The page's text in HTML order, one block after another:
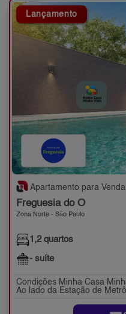
Lançamento
Apartamento para Venda na
Freguesia do Ó
Zona Norte - São Paulo
1,2 quartos
- suíte
Condições Minha Casa
Ao lado da Estação de